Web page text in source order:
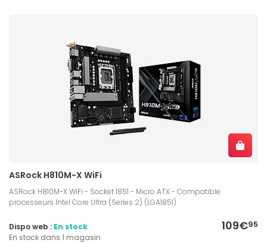
ASRock H810M-X WiFi
ASRock H810M-X WiFi - Socket 1851 - Micro ATX - Compatible
processeurs Intel Core Ultra (Series 2) (LGA1851)
109€95
Dispo web : En stock
En stock dans 1 magasin